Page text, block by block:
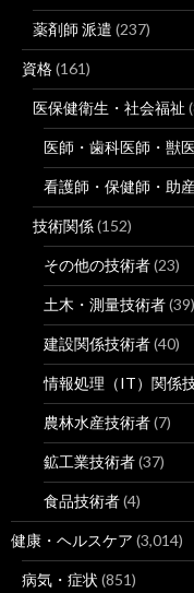
薬剤師 派遣 (237)
資格(161)
医保健衛生・社会福祉
医師・歯科医師・獣
看護師・保健師・助
技術関係(152)
その他の技術者(23)
土木・測量技術者(39)
建設関係技術者(40)
情報処理（IT）関係
農林水産技術者(7)
鉱工業技術者(37)
食品技術者(4)
健康・ヘルスケア (3,014)
病気・症状 (851)